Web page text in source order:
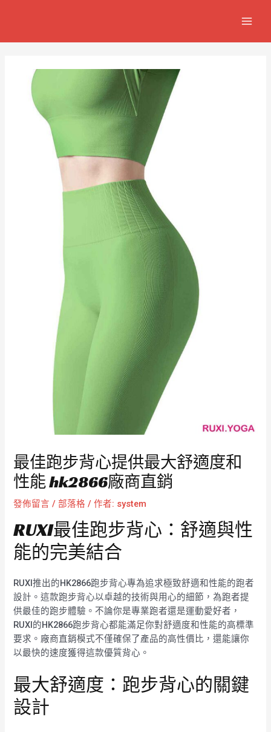
最佳跑步背心提供最大舒適度和
性能 hk2866廠商直銷
發佈留言 /部落格 / 作者: system
RUXI最佳跑步背心：舒適與性
能的完美結合
RUXI推出的HK2866跑步背心專為追求極致舒適和性能的跑者
設計。這款跑步背心以卓越的技術與用心的細節，為跑者提
供最佳的跑步體驗。不論你是專業跑者還是運動愛好者，
RUXI的HK2866跑步背心都能滿足你對舒適度和性能的高標準
要求。廠商直銷模式不僅確保了產品的高性價比，還能讓你
以最快的速度獲得這款優質背心。
最大舒適度：跑步背心的關鍵
設計